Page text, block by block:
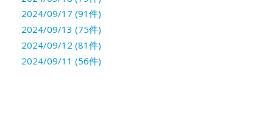
2024/09/17 (91件)
2024/09/13 (75件)
2024/09/12 (81件)
2024/09/11 (56件)